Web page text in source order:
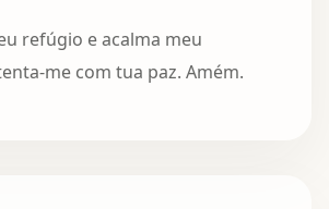
refúgio e acalma meu
me com tua paz. Amém.